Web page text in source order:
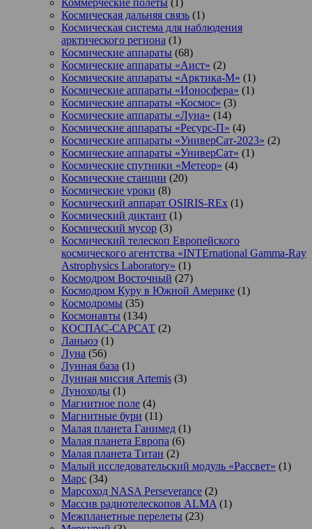
Космическая дальняя связь (1)
Космическая система для наблюдения
арктического региона (1)
Космические аппараты (68)
Космические аппараты «Аист» (2)
Космические аппараты «Арктика-М» (1)
Космические аппараты «Ионосфера» (1)
Космические аппараты «Космос» (3)
Космические аппараты «Луна» (14)
Космические аппараты «Ресурс-П» (4)
Космические аппараты «УниверСат-2023» (2)
Космические аппараты «УниверСат» (1)
Космические спутники «Метеор» (4)
Космические станции (20)
Космические уроки (8)
Космический аппарат OSIRIS-REx (1)
Космический диктант (1)
Космический мусор (3)
Космический телескоп Европейского
космического агентства «INTErnational Gamma-Ray
Astrophysics Laboratory» (1)
Космодром Восточный (27)
Космодром Куру в Южной Америке (1)
Космодромы (35)
Космонавты (134)
КОСПАС-САРСАТ (2)
Ланьюэ (1)
Луна (56)
Лунная база (1)
Лунная миссия Artemis (3)
Луноходы (1)
Магнитное поле (4)
Магнитные бури (11)
Малая планета Ганимед (1)
Малая планета Европа (6)
Малая планета Титан (2)
Малый исследовательский модуль «Рассвет» (1)
Марс (34)
Марсоход NASA Perseverance (2)
Массив радиотелескопов ALMA (1)
Межпланетные перелеты (23)